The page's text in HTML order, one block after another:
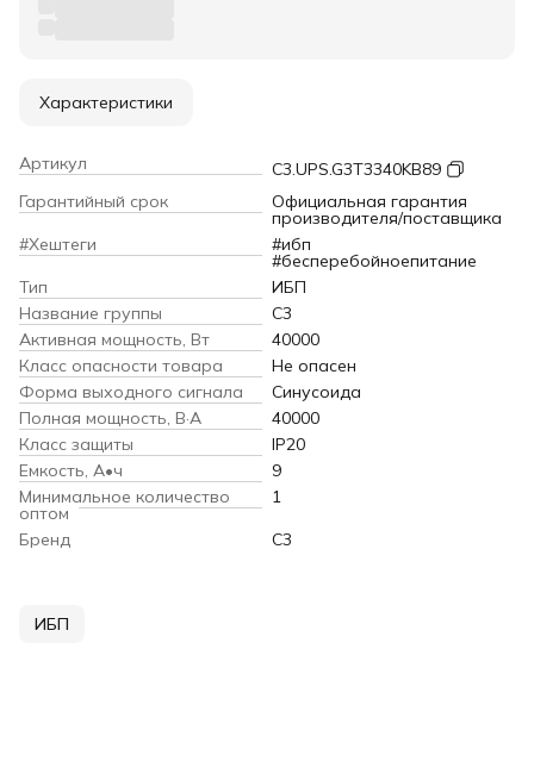
Характеристики
Артикул
C3.UPS.G3T3340KB89
Гарантийный срок
Официальная гарантия
производителя/поставщика
#Хештеги
#ибп
#бесперебойноепитание
Тип
ИБП
Название группы
C3
Активная мощность, Вт
40000
Класс опасности товара
Не опасен
Форма выходного сигнала
Синусоида
Полная мощность, В·А
40000
Класс защиты
IP20
Емкость, А•ч
9
Минимальное количество
оптом
1
Бренд
C3
ИБП